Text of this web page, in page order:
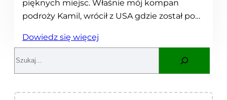
pięknych miejsc. Właśnie mój kompan
podroży Kamil, wrócił z USA gdzie został po…
Dowiedz się więcej
M
e
r